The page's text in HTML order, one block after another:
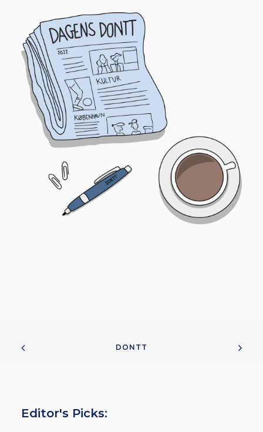
DONTT
Editor's Picks: